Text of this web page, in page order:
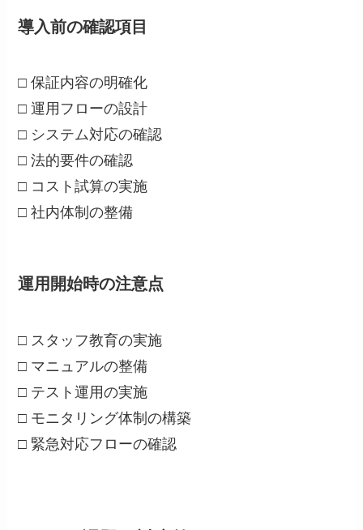
導入前の確認項目
□ 保証内容の明確化
□ 運用フローの設計
□ システム対応の確認
□ 法的要件の確認
□ コスト試算の実施
□ 社内体制の整備
運用開始時の注意点
□ スタッフ教育の実施
□ マニュアルの整備
□ テスト運用の実施
□ モニタリング体制の構築
□ 緊急対応フローの確認